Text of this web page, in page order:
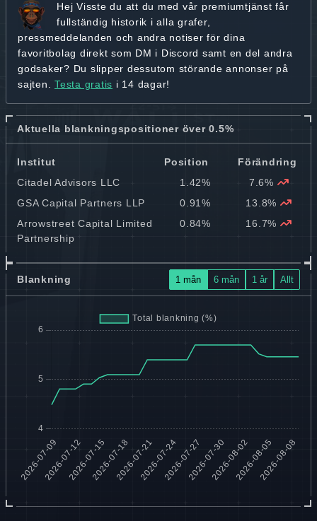
Hej Visste du att du med vår premiumtjänst får
fullständig historik i alla grafer,
pressmeddelanden och andra notiser för dina
favoritbolag direkt som DM i Discord samt en del andra
godsaker? Du slipper dessutom störande annonser på
sajten. Testa gratis i 14 dagar!
Aktuella blankningspositioner över 0.5%
Institut Position
Förändring
Citadel Advisors LLC
1.42%
7.6%
GSA Capital Partners LLP
0.91%
13.8%
Arrowstreet Capital Limited
Partnership
0.84% 16.7%
Blankning 1 mån 6 mån 1 år Allt